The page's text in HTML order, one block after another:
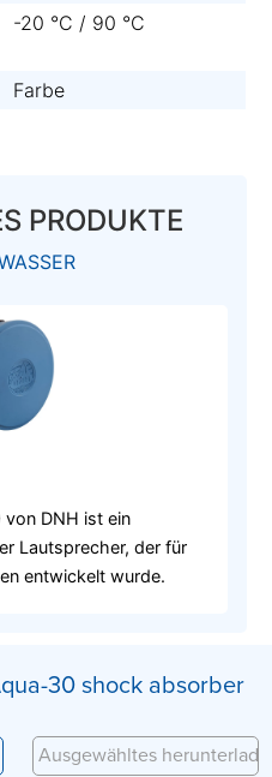
PRODUKTE
von DNH ist ein
Lautsprecher, der für
entwickelt wurde.
-20 °C / 90 °C
Farbe
30 shock absorber